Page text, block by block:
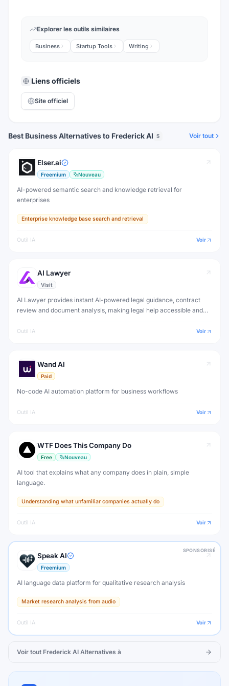
Explorer les outils similaires
Business Startup Tools Writing
Liens officiels
Site officiel
Best Business Alternatives to Frederick AI 5 Voir tout
Elser.ai
Freemium Nouveau
AI-powered semantic search and knowledge retrieval for
enterprises
Enterprise knowledge base search and retrieval
Outil IA Voir
AI Lawyer
Visit
AI Lawyer provides instant AI-powered legal guidance, contract
review and document analysis, making legal help accessible and
Outil IA Voir
Wand AI
Paid
No-code AI automation platform for business workflows
Outil IA Voir
WTF Does This Company Do
Free Nouveau
AI tool that explains what any company does in plain, simple
language.
Understanding what unfamiliar companies actually do
Outil IA Voir
SPONSORISÉ
Speak AI
Freemium
AI language data platform for qualitative research analysis
Market research analysis from audio
Outil IA Voir
Voir tout Frederick AI Alternatives à